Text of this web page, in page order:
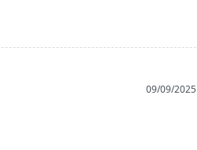
09/09/2025